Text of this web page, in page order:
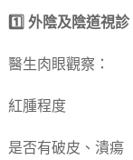
1️⃣ 外陰及陰道視診
醫生肉眼觀察：
紅腫程度
是否有破皮、潰瘍